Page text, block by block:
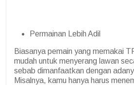
Permainan Lebih Adil
Biasanya pemain yang memakai
mudah untuk menyerang lawan
sebab dimanfaatkan dengan
Misalnya, kamu hanya harus